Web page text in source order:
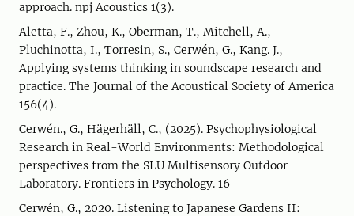
approach. npj Acoustics 1(3).
Aletta, F., Zhou, K., Oberman, T., Mitchell, A.,
Pluchinotta, I., Torresin, S., Cerwén, G., Kang. J.,
Applying systems thinking in soundscape research and
practice. The Journal of the Acoustical Society of America
156(4).
Cerwén., G., Hägerhäll, C., (2025). Psychophysiological
Research in Real-World Environments: Methodological
perspectives from the SLU Multisensory Outdoor
Laboratory. Frontiers in Psychology. 16
Cerwén, G., 2020. Listening to Japanese Gardens II: